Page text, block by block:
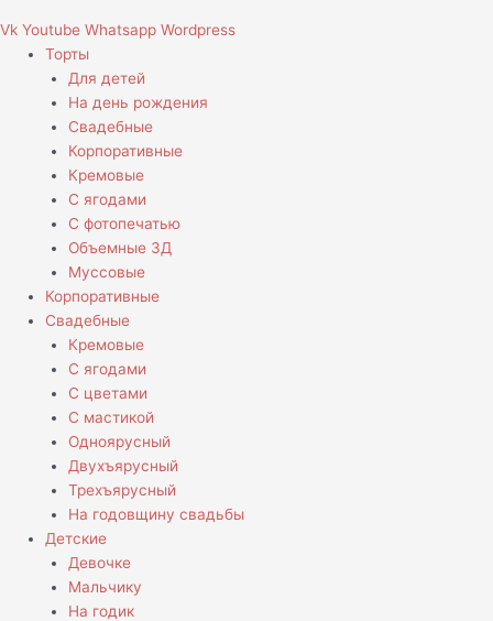
Vk Youtube Whatsapp Wordpress
Торты
Для детей
На день рождения
Свадебные
Корпоративные
Кремовые
С ягодами
С фотопечатью
Объемные 3Д
Муссовые
Корпоративные
Свадебные
Кремовые
С ягодами
С цветами
С мастикой
Одноярусный
Двухъярусный
Трехъярусный
На годовщину свадьбы
Детские
Девочке
Мальчику
На годик